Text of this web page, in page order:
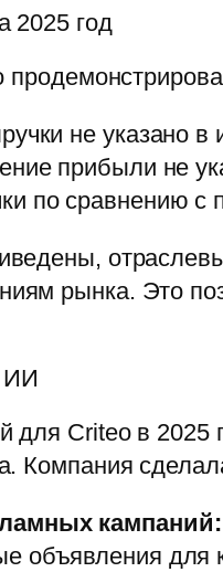
2025 год
не указано в
прибыли не
по сравнению
рынка. Это
ИИ
Criteo в 2025
Компания
кампаний:
объявления для